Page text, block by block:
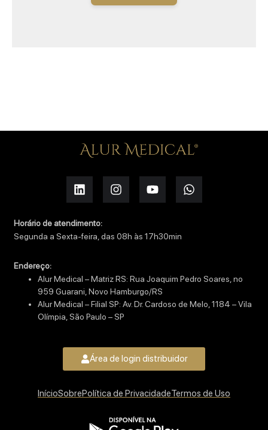
Horário de atendimento:
Segunda a Sexta-feira, das 08h às 17h30min
Endereço:
Alur Medical – Matriz RS: Rua Joaquim Pedro Soares, no
959 Guarani, Novo Hamburgo/RS
Alur Medical – Filial SP: Av. Dr. Cardoso de Melo, 1184 – Vila
Olímpia, São Paulo – SP
Área de login distribuidor
InícioSobrePolítica de PrivacidadeTermos de Uso